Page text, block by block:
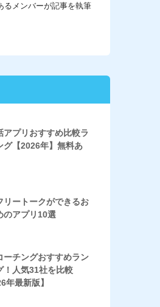
るメンバーが記事を執筆
アプリおすすめ比較ラ
グ【2026年】無料あ
リートークができるお
のアプリ10選
ーチングおすすめラン
！人気31社を比較
年最新版】